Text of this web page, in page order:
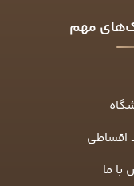
مهم
اقساطی
با ما